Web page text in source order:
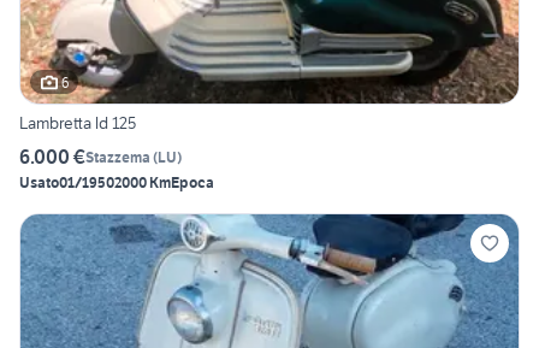
6
Lambretta ld 125
6.000 €Stazzema (LU)
Usato01/19502000 KmEpoca